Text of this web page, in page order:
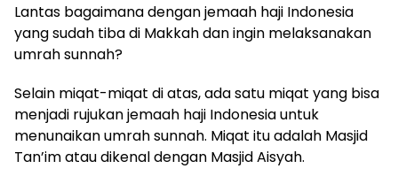
Lantas bagaimana dengan jemaah haji Indonesia
yang sudah tiba di Makkah dan ingin melaksanakan
umrah sunnah?
Selain miqat-miqat di atas, ada satu miqat yang bisa
menjadi rujukan jemaah haji Indonesia untuk
menunaikan umrah sunnah. Miqat itu adalah Masjid
Tan’im atau dikenal dengan Masjid Aisyah.